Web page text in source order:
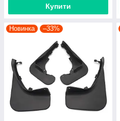
Купити
Новинка –33%